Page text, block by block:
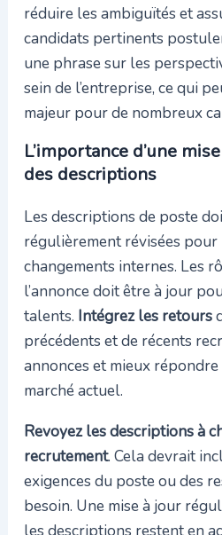
réduire les ambiguïtés et
candidats pertinents
une phrase sur les
sein de l’entreprise, ce qui
majeur pour de nombreux
L’importance d’une
des descriptions
Les descriptions de poste
régulièrement révisées
changements internes. Les
l’annonce doit être à jour
talents. Intégrez les retours
précédents et de récents
annonces et mieux
marché actuel.
Revoyez les descriptions à
recrutement. Cela devrait
exigences du poste ou des
besoin. Une mise à jour
les descriptions restent en